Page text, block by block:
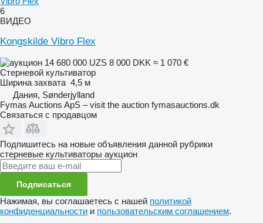
6
ВИДЕО
Kongskilde Vibro Flex
14 680 000 UZS 8 000 DKK ≈ 1 070 €
Стерневой культиватор
Ширина захвата 4,5 м
Дания, Sønderjylland
Fymas Auctions ApS – visit the auction fymasauctions.dk
Связаться с продавцом
Подпишитесь на новые объявления данной рубрики
стерневые культиваторы аукцион
Подписаться
Нажимая, вы соглашаетесь с нашей политикой
конфиденциальности и пользовательским соглашением.